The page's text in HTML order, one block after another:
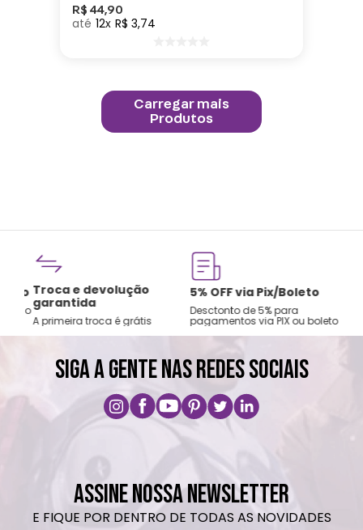
R$ 44,90
12 R$ 3,74
Troca e devolução
garantida
A primeira troca é grátis
5% OFF via Pix/Boleto
Desctonto de 5% para
pagamentos via PIX ou boleto
SIGA A GENTE NAS REDES SOCIAIS
ASSINE NOSSA NEWSLETTER
E FIQUE POR DENTRO DE TODAS AS NOVIDADES